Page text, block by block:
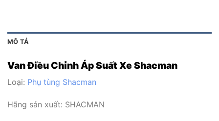
MÔ TẢ
Van Điều Chỉnh Áp Suất Xe Shacman
Loại: Phụ tùng Shacman
Hãng sản xuất: SHACMAN